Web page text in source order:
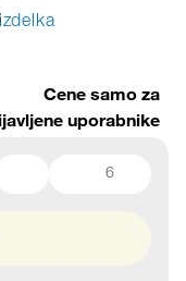
Cene samo za
uporabnike
6